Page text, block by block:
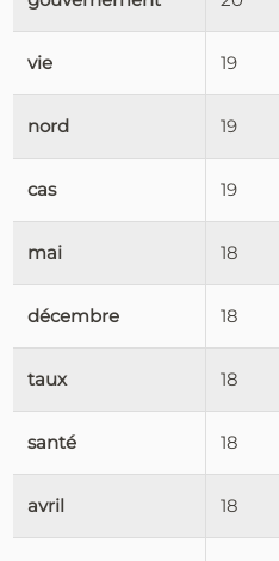
vie 19
nord 19
cas 19
mai 18
décembre 18
taux 18
santé 18
avril 18